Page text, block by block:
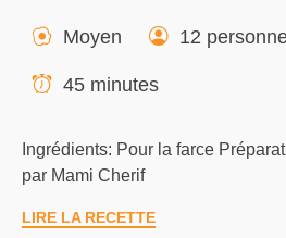
Moyen 12
45 minutes
Ingrédients: Pour la farce
par Mami Cherif‎
LIRE LA RECETTE